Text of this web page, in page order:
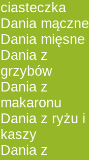
ciasteczka
Dania mączne
Dania mięsne
Dania z
grzybów
Dania z
makaronu
Dania z ryżu i
kaszy
Dania z